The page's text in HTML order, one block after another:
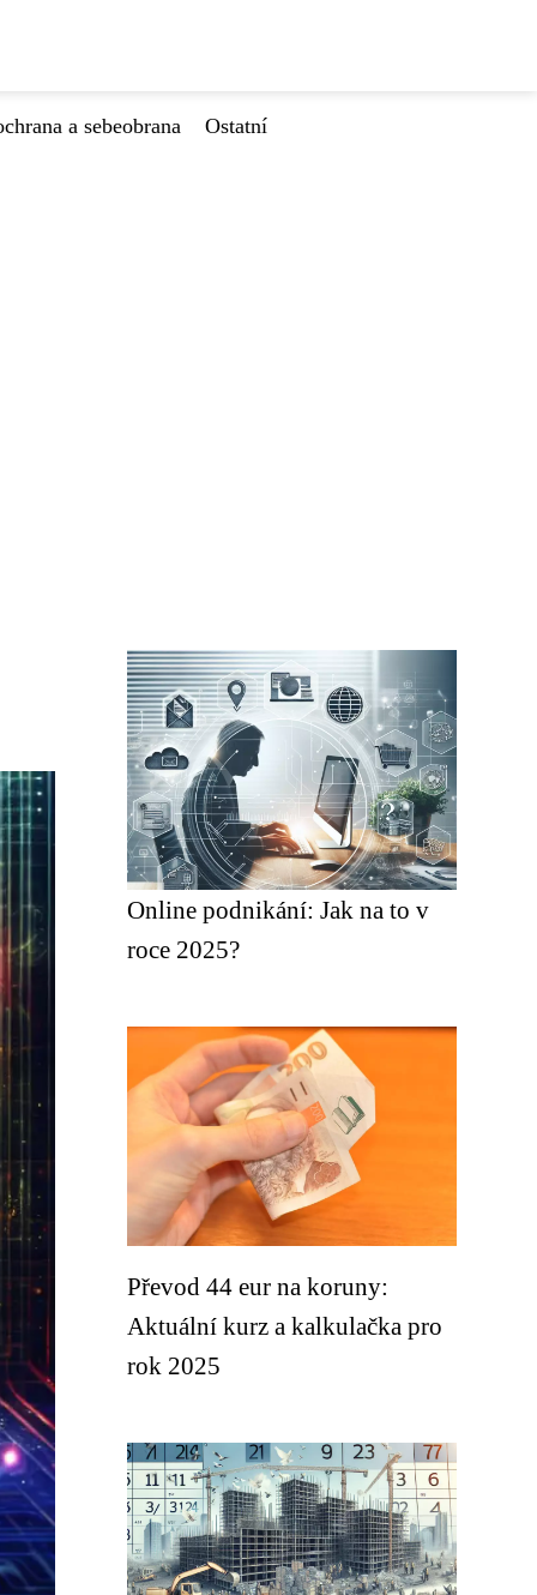
a sebeobrana
Ostatní
Online podnikání: Jak na to v
roce 2025?
Převod 44 eur na koruny:
Aktuální kurz a kalkulačka pro
rok 2025